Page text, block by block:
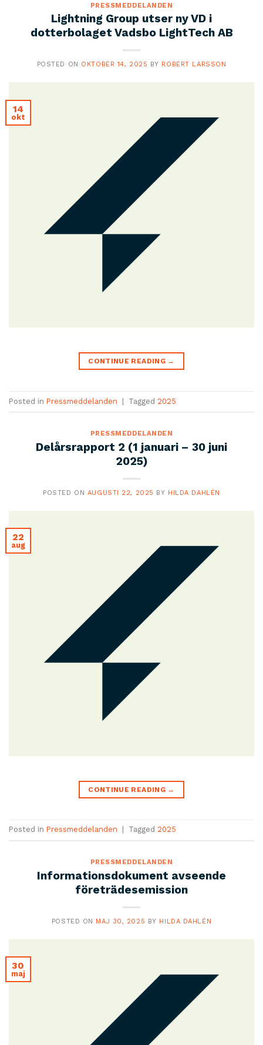
PRESSMEDDELANDEN
Lightning Group utser ny VD i
dotterbolaget Vadsbo LightTech AB
POSTED ON OKTOBER 14, 2025 BY ROBERT LARSSON
14
okt
CONTINUE READING →
Posted in Pressmeddelanden | Tagged 2025
PRESSMEDDELANDEN
Delårsrapport 2 (1 januari – 30 juni
2025)
POSTED ON AUGUSTI 22, 2025 BY HILDA DAHLÉN
22
aug
CONTINUE READING →
Posted in Pressmeddelanden Tagged 2025
PRESSMEDDELANDEN
Informationsdokument avseende
företrädesemission
POSTED ON MAJ 30, 2025 BY HILDA DAHLÉN
30
maj